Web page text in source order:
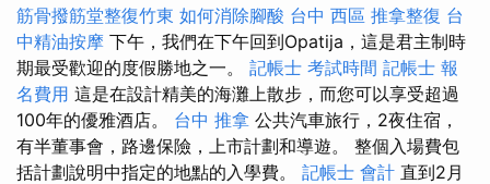
筋骨撥筋堂整復竹東 如何消除腳酸 台中 西區 推拿整復 台
中精油按摩 下午，我們在下午回到Opatija，這是君主制時
期最受歡迎的度假勝地之一。 記帳士 考試時間 記帳士 報
名費用 這是在設計精美的海灘上散步，而您可以享受超過
100年的優雅酒店。 台中 推拿 公共汽車旅行，2夜住宿，
有半董事會，路邊保險，上市計劃和導遊。 整個入場費包
括計劃說明中指定的地點的入學費。 記帳士 會計 直到2月